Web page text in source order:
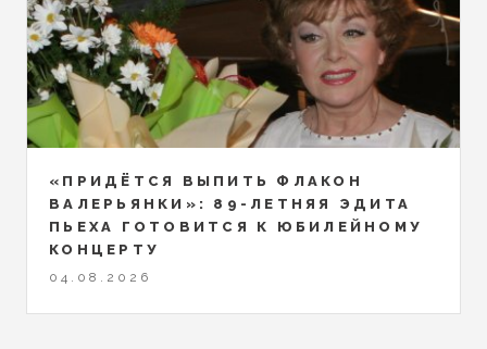
«ПРИДЁТСЯ ВЫПИТЬ ФЛАКОН
ВАЛЕРЬЯНКИ»: 89-ЛЕТНЯЯ ЭДИТА
ПЬЕХА ГОТОВИТСЯ К ЮБИЛЕЙНОМУ
КОНЦЕРТУ
04.08.2026